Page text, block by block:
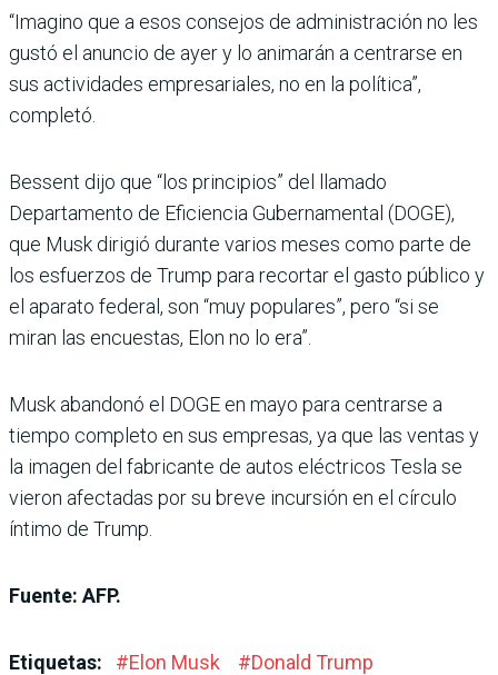
“Imagino que a esos consejos de administración no les
gustó el anuncio de ayer y lo animarán a centrarse en
sus actividades empresariales, no en la política”,
completó.
Bessent dijo que “los principios” del llamado
Departamento de Eficiencia Gubernamental (DOGE),
que Musk dirigió durante varios meses como parte de
los esfuerzos de Trump para recortar el gasto público y
el aparato federal, son “muy populares”, pero “si se
miran las encuestas, Elon no lo era”.
Musk abandonó el DOGE en mayo para centrarse a
tiempo completo en sus empresas, ya que las ventas y
la imagen del fabricante de autos eléctricos Tesla se
vieron afectadas por su breve incursión en el círculo
íntimo de Trump.
Fuente: AFP.
Etiquetas: #Elon Musk #Donald Trump